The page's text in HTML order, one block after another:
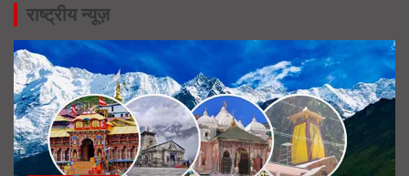
राष्ट्रीय न्यूज़